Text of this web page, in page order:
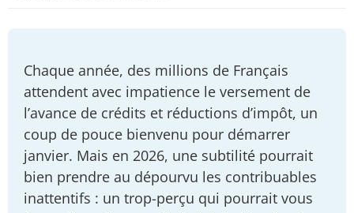
Chaque année, des millions de Français
attendent avec impatience le versement de
l’avance de crédits et réductions d’impôt, un
coup de pouce bienvenu pour démarrer
janvier. Mais en 2026, une subtilité pourrait
bien prendre au dépourvu les contribuables
inattentifs : un trop-perçu qui pourrait vous